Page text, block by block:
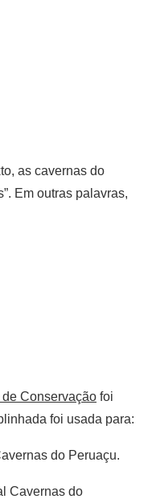
as cavernas do
Em outras palavras,
Conservação foi
foi usada para:
do Peruaçu.
Cavernas do